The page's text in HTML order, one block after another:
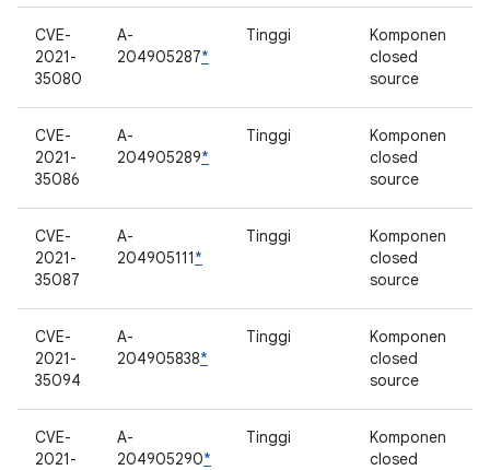
CVE-
2021-
35080
A-
204905287*
Tinggi
Komponen
closed
source
CVE-
2021-
35086
A-
204905289*
Tinggi
Komponen
closed
source
CVE-
2021-
35087
A-
204905111*
Tinggi
Komponen
closed
source
CVE-
2021-
35094
A-
204905838*
Tinggi
Komponen
closed
source
CVE-
2021-
A-
204905290*
Tinggi
Komponen
closed